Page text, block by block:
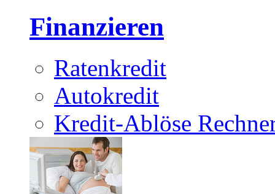
Finanzieren
Ratenkredit
Autokredit
Kredit-Ablöse